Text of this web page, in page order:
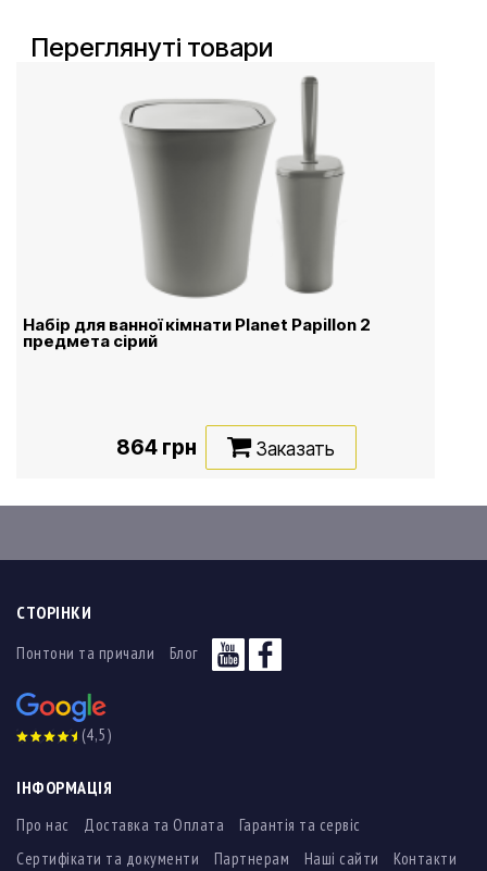
Переглянуті товари
Набір для ванної кімнати Planet Papillon 2
предмета сірий
864 грн Заказать
СТОРІНКИ
Понтони та причали Блог
(4,5)
ІНФОРМАЦІЯ
Про нас Доставка та Оплата
Гарантія та сервіс
Сертифікати та документи
Партнерам Наші сайти Контакти